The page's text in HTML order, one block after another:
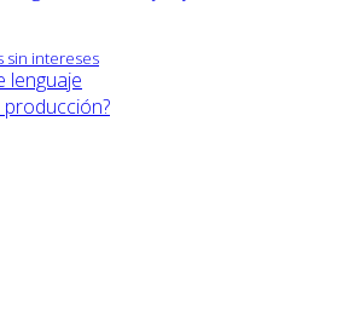
sin intereses
lenguaje
producción?